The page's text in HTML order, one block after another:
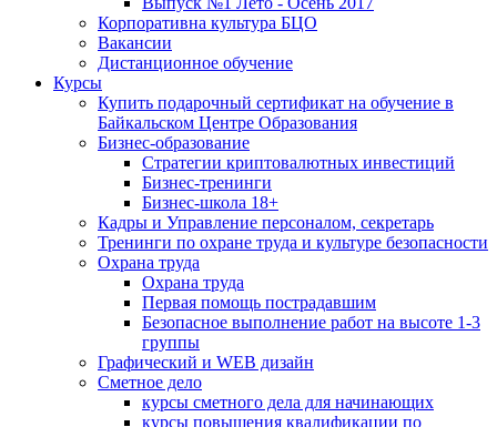
Корпоративна культура БЦО
Вакансии
Дистанционное обучение
Курсы
Купить подарочный сертификат на обучение в
Байкальском Центре Образования
Бизнес-образование
Стратегии криптовалютных инвестиций
Бизнес-тренинги
Бизнес-школа 18+
Кадры и Управление персоналом, секретарь
Тренинги по охране труда и культуре безопасности
Охрана труда
Охрана труда
Первая помощь пострадавшим
Безопасное выполнение работ на высоте 1-3
группы
Графический и WEB дизайн
Сметное дело
курсы сметного дела для начинающих
курсы повышения квалификации по